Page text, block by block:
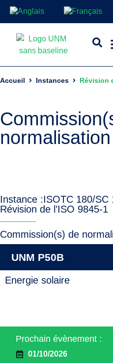
Accueil Instances Révision
Instance :ISOTC 180/SC
Révision de l’ISO 9845-1
Commission(s) de
UNM P50B
Energie solaire
Prochain évènement :
01/10/2026